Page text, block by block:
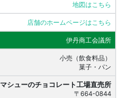
地図はこちら
店舗のホームページはこちら
伊丹商工会議所
小売（飲食料品）
菓子・パン
マシューのチョコレート工場直売所
〒664-0844